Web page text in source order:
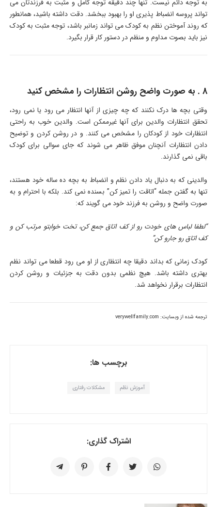
به توجه دائم نیست. تنها چند دقیقه توجه کامل و مثبت به فرزندتان می
تواند پروسه انضباط پذیری او را بهبود ببخشد. دقت داشته باشید، همانطور
که روند آموختن نظم به کودک می تواند زمانبر باشد، توجه مثبت به کودک
نیز باید بصوت مداوم و منظم در دستور کار قرار بگیرد.
8 . به صورت واضح روشن انتظارات را مشخص کنید
وقتی بچه ها درک نکنند که چه چیزی از آنها انتظار می رود یا نمی رود،
تحقق انتظارات والدین برای آنها غیرممکن است. والدین خوب به راحتی
انتظارات خود از کودکان را مشخص می کنند. و در روشن کردن و توضیح
دادن انتظارات آنچنان موفق ظاهر می شوند که جای سوالی برای کودک
باقی نمی گذارند.
والدینی که به دنبال یاد دادن نظم و انضباط به بچه ده ساله خود هستند،
تنها به گفتن جمله “اتاقت را تمیز کن” بسنده نمی کند. بلکه با احترام و به
صورت واضح و روشن به فرزند خود می گویند که:
“لطفا لباس های خودت رو از کف اتاق جمع کن، تخت خوابتو مرتب کن و
کف اتاق رو جارو کن”
کودک زمانی که بداند دقیقا چه انتظاری از او می رود قطعا می تواند نظم
بهتری داشته باشد. هیچ نظمی بدون دقت به جزئیات و روشن کردن
انتظارات برقرار نخواهد شد.
ترجمه شده از وبسایت: verywellfamily.com
برچسب ها:
آموزش نظم مشکلات رفتاری
اشتراک گذاری: